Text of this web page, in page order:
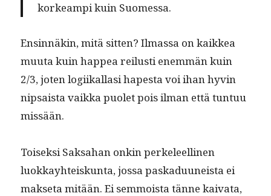
korkeampikuin Suomessa.
Ensin­näkin, mitä sit­ten? Ilmas­sa on kaikkea
muu­ta kuin hap­pea reilusti enem­män kuin
2/3, joten logi­ikallasi hapes­ta voi ihan hyvin
nip­saista vaik­ka puo­let pois ilman että tun­tuu
missään.
Toisek­si Sak­sa­han onkin perkeleelli­nen
luokkay­hteiskun­ta, jos­sa paskadu­uneista ei
mak­se­ta mitään. Ei sem­moista tänne kai­va­ta,